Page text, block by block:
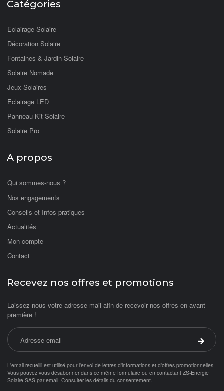
Catégories
Eclairage Solaire
Décoration Solaire
Fontaines & Jardin Solaire
Solaire Nomade
Jeux Solaires
Eclairage LED
Panneau Kit Solaire
Solaire Pro
A propos
Qui sommes-nous ?
Nos engagements
Conseils et Infos pratiques
Actualités
Mon compte
Contact
Recevez nos offres et promotions
Laissez-nous votre adresse mail afin de recevoir nos offres en avant
première !
Adresse email
Valider
L'email recueilli est utilisé pour l'envoi de lettres d'informations et d'offres promotionnelles.
Vous pouvez vous désabonner dans ce même formulaire ou en contactant ZS-Energie
Solaire SAS paremail. Consulter les détails du consentement.